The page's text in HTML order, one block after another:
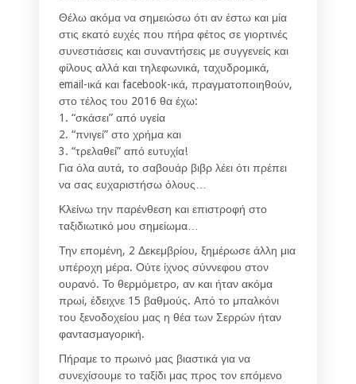
Θέλω ακόμα να σημειώσω ότι αν έστω και μία
στις εκατό ευχές που πήρα φέτος σε γιορτινές
συνεστιάσεις και συναντήσεις με συγγενείς και
φίλους αλλά και τηλεφωνικά, ταχυδρομικά,
email-ικά και facebook-ικά, πραγματοποιηθούν,
στο τέλος του 2016 θα έχω:
1. “σκάσει” από υγεία
2. “πνιγεί” στο χρήμα και
3. “τρελαθεί” από ευτυχία!
Για όλα αυτά, το σαβουάρ βιβρ λέει ότι πρέπει
να σας ευχαριστήσω όλους…
Κλείνω την παρένθεση και επιστροφή στο
ταξιδιωτικό μου σημείωμα…
Την επομένη, 2 Δεκεμβρίου, ξημέρωσε άλλη μια
υπέροχη μέρα. Ούτε ίχνος σύννεφου στον
ουρανό. Το θερμόμετρο, αν και ήταν ακόμα
πρωί, έδειχνε 15 βαθμούς. Από το μπαλκόνι
του ξενοδοχείου μας η θέα των Σερρών ήταν
φαντασμαγορική.
Πήραμε το πρωινό μας βιαστικά για να
συνεχίσουμε το ταξίδι μας προς τον επόμενο